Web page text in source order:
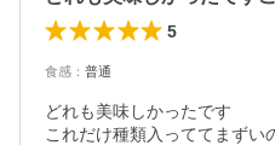
5
食感 ： 普通
どれも美味しかったです
これだけ種類入っててまずい